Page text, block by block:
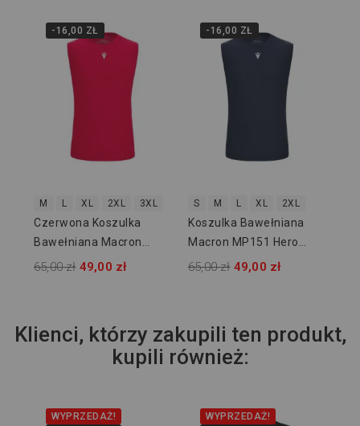
-16,00 ZŁ
M L XL 2XL 3XL
Czerwona Koszulka
Bawełniana Macron
MP151 Hero 907302
65,00 zł 49,00 zł
-16,00 ZŁ
S M L XL 2XL
Koszulka Bawełniana
Macron MP151 Hero
907307
65,00 zł 49,00 zł
Klienci, którzy zakupili ten produkt,
kupili również:
WYPRZEDAŻ!
WYPRZEDAŻ!